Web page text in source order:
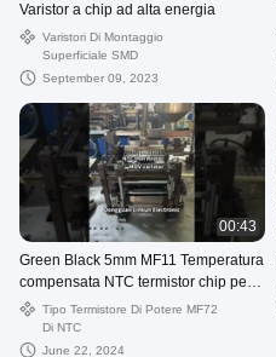
Varistor a chip ad alta energia
Varistori Di Montaggio
Superficiale SMD
September 09, 2023
00:43
Green Black 5mm MF11 Temperatura
compensata NTC termistor chip per
resistenza di precisione R25°C=2kΩ
Tipo Termistore Di Potere MF72
Di NTC
June 22, 2024